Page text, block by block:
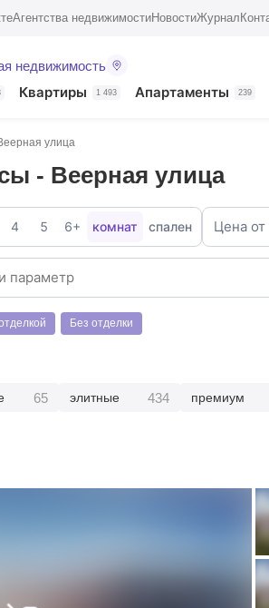
Агентства недвижимостиНовостиЖурнал
недвижимость
Квартиры 1 493 Апартаменты 239
улица
- Веерная улица
4 5 6+ комнат спален Цена от
Без отделки
65 элитные 434 премиум